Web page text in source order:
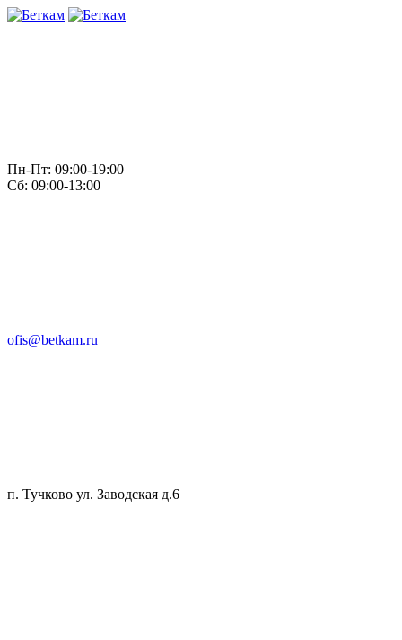
Пн-Пт: 09:00-19:00
Сб: 09:00-13:00
ofis@betkam.ru
п. Тучково ул. Заводская д.6